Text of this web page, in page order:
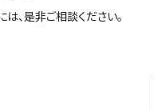
、是非ご相談ください。